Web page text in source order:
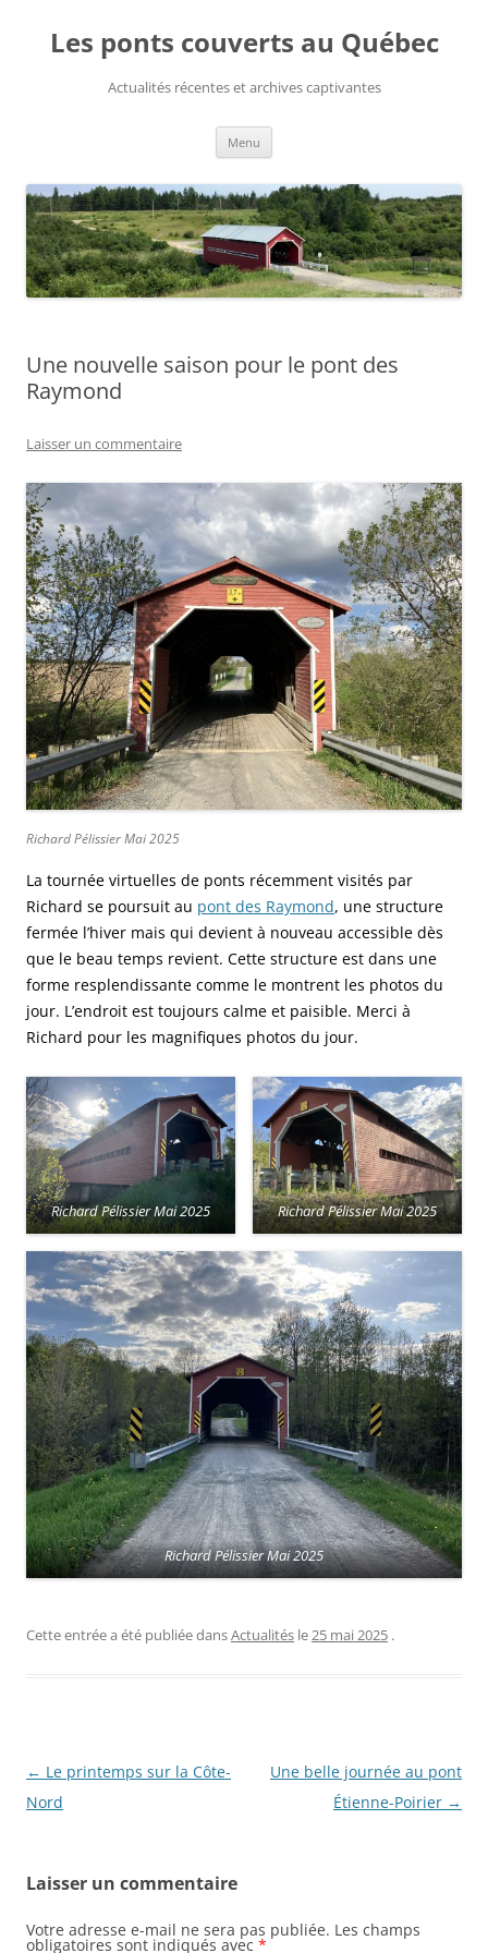
contenu
Les ponts couverts au Québec
Actualités récentes et archives captivantes
Menu
Une nouvelle saison pour le pont des
Raymond
Laisser un commentaire
Richard Pélissier Mai 2025
La tournée virtuelles de ponts récemment visités par
Richard se poursuit au pont des Raymond, une structure
fermée l’hiver mais qui devient à nouveau accessible dès
que le beau temps revient. Cette structure est dans une
forme resplendissante comme le montrent les photos du
jour. L’endroit est toujours calme et paisible. Merci à
Richard pour les magnifiques photos du jour.
Richard Pélissier Mai 2025 Richard Pélissier Mai 2025
Richard Pélissier Mai 2025
Cette entrée a été publiée dansActualités le25 mai 2025 .
N
a
g
a
← Le printemps sur la Côte-
Nord
Une belle journée au pont
Étienne-Poirier →
Laisser un commentaire
Votre adresse e-mail ne sera pas publiée. Les champs
obligatoires sont indiqués avec *